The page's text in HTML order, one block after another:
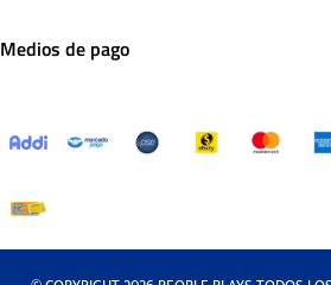
Medios de pago